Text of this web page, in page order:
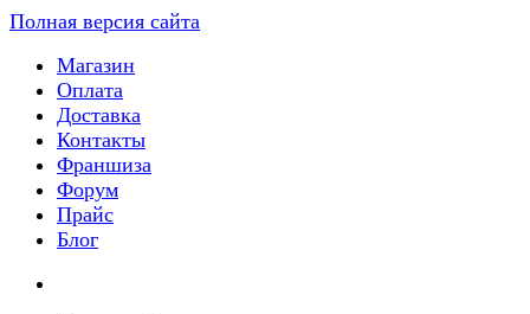
Полная версия сайта
Магазин
Оплата
Доставка
Контакты
Франшиза
Форум
Прайс
Блог